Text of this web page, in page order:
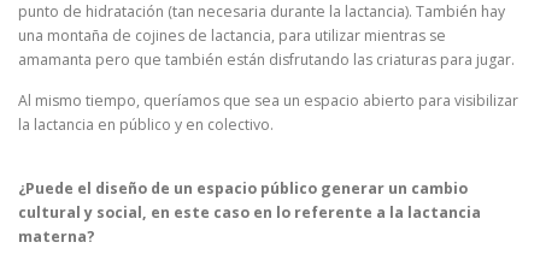
punto de hidratación (tan necesaria durante la lactancia). También hay
una montaña de cojines de lactancia, para utilizar mientras se
amamanta pero que también están disfrutando las criaturas para jugar.
Al mismo tiempo, queríamos que sea un espacio abierto para visibilizar
la lactancia en público y en colectivo.
¿Puede el diseño de un espacio público generar un cambio
cultural y social, en este caso en lo referente a la lactancia
materna?